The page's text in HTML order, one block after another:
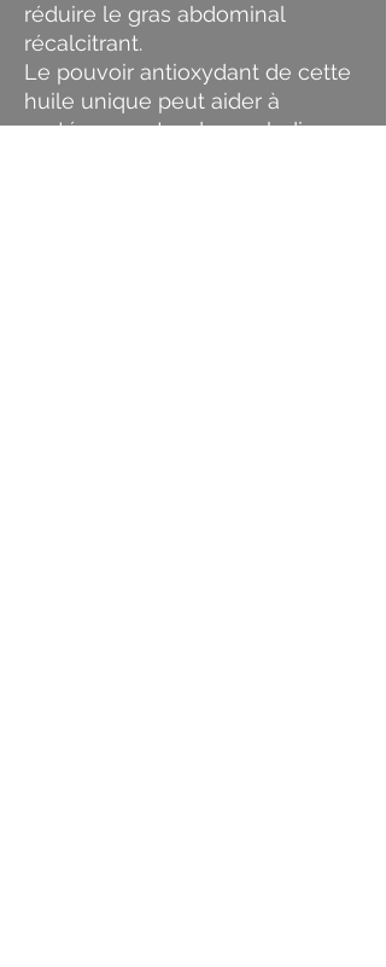
réduire le gras abdominal
récalcitrant.
Le pouvoir antioxydant de cette
huile unique peut aider à
protéger contre des maladies